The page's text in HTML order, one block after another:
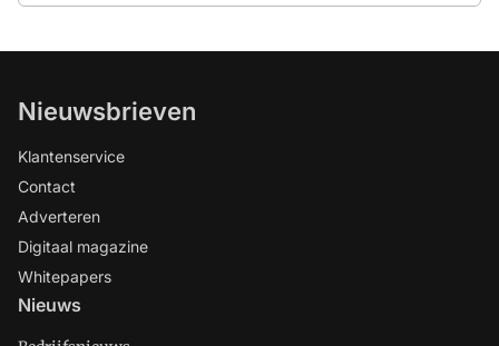
Nieuwsbrieven
Klantenservice
Contact
Adverteren
Digitaal magazine
Whitepapers
Nieuws